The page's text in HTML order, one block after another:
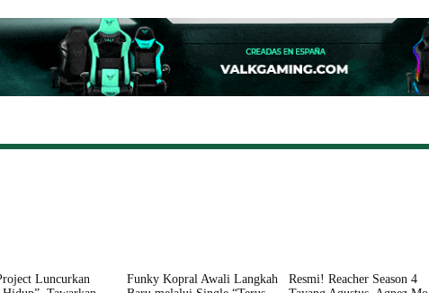
Luncurkan
Funky Kopral Awali Langkah
Resmi! Reacher Season 4